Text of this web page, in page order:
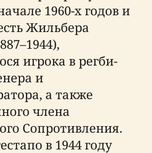
1960-х годов и
Жильбера
игрока в регби-
и
а также
члена
Сопротивления.
в 1944 году